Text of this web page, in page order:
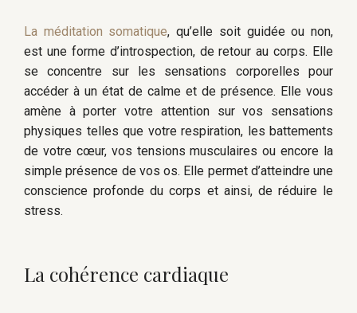
La méditation somatique, qu’elle soit guidée ou non,
est une forme d’introspection, de retour au corps. Elle
se concentre sur les sensations corporelles pour
accéder à un état de calme et de présence. Elle vous
amène à porter votre attention sur vos sensations
physiques telles que votre respiration, les battements
de votre cœur, vos tensions musculaires ou encore la
simple présence de vos os. Elle permet d’atteindre une
conscience profonde du corps et ainsi, de réduire le
stress.
La cohérence cardiaque